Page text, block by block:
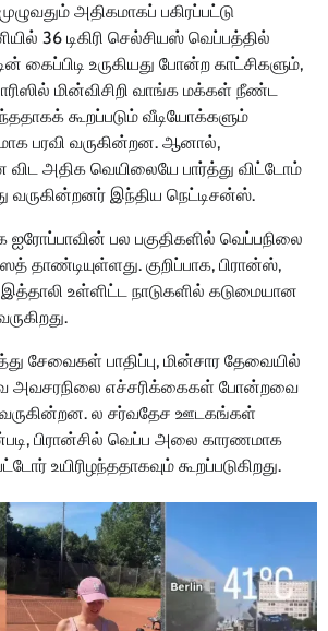
அதிகமாகப் பகிரப்பட்டு
36 டிகிரி செல்சியஸ் வெப்பத்தில்
கைப்பிடி உருகியது போன்ற காட்சிகளும்,
மின்விசிறி வாங்க மக்கள் நீண்ட
கூறப்படும் வீடியோக்களும்
பரவி வருகின்றன. ஆனால்,
அதிக வெயிலையே பார்த்து விட்டோம்
இந்திய நெட்டிசன்ஸ்.
ஐரோப்பாவின் பல பகுதிகளில் வெப்பநிலை
தாண்டியுள்ளது. குறிப்பாக, பிரான்ஸ்,
உள்ளிட்ட நாடுகளில் கடுமையான
சேவைகள் பாதிப்பு, மின்சார தேவையில்
அவசரநிலை எச்சரிக்கைகள் போன்றவை
வருகின்றன. ல சர்வதேச ஊடகங்கள்
பிரான்சில் வெப்ப அலை காரணமாக
உயிரிழந்ததாகவும் கூறப்படுகிறது.